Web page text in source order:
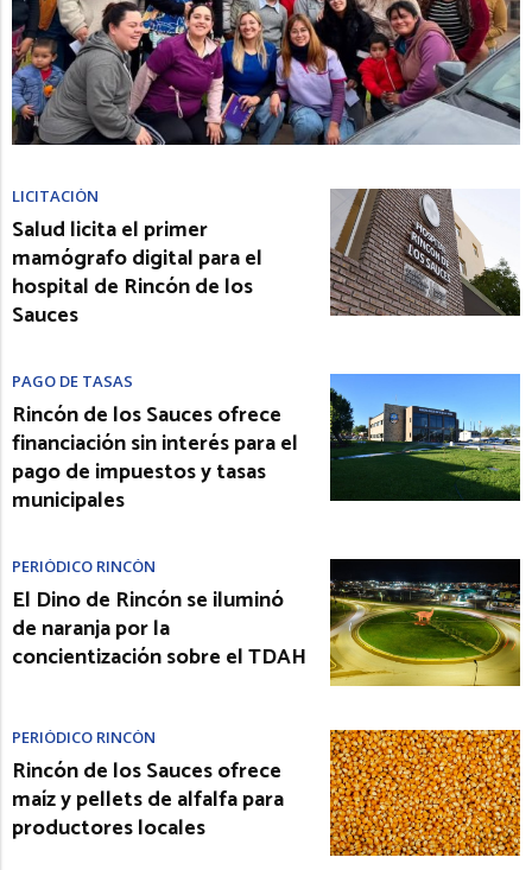
LICITACIÓN
Salud licita el primer
mamógrafo digital para el
hospital de Rincón de los
Sauces
PAGO DE TASAS
Rincón de los Sauces ofrece
financiación sin interés para el
pago de impuestos y tasas
municipales
PERIÓDICO RINCÓN
El Dino de Rincón se iluminó
de naranja por la
concientización sobre el TDAH
PERIÓDICO RINCÓN
Rincón de los Sauces ofrece
maíz y pellets de alfalfa para
productores locales